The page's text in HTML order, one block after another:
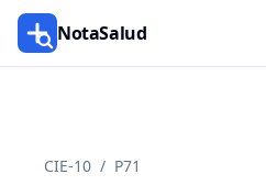
NotaSalud
CIE-10 / P71